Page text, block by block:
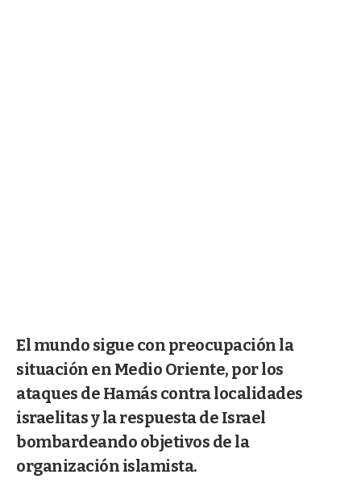
El mundo sigue con preocupación la
situación en Medio Oriente, por los
ataques de Hamás contra localidades
israelitas y la respuesta de Israel
bombardeando objetivos de la
organización islamista.